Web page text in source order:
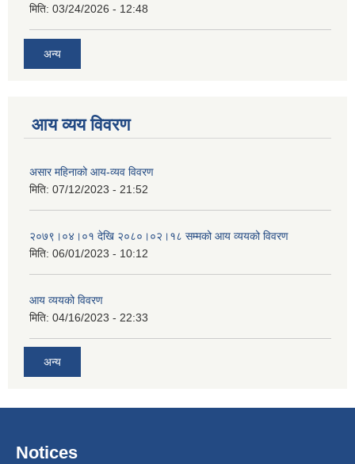
मिति: 03/24/2026 - 12:48
अन्य
आय व्यय विवरण
असार महिनाको आय-व्यव विवरण
मिति: 07/12/2023 - 21:52
२०७९।०४।०१ देखि २०८०।०२।१८ सम्मको आय व्ययको विवरण
मिति: 06/01/2023 - 10:12
आय व्ययको विवरण
मिति: 04/16/2023 - 22:33
अन्य
Notices